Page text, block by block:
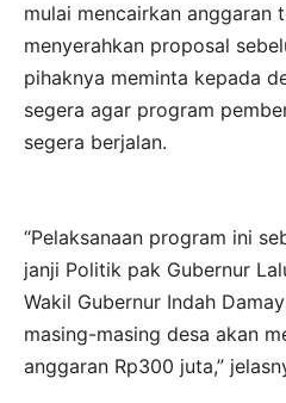
mulai mencairkan anggaran
menyerahkan proposal
pihaknya meminta kepada
segera agar program
segera berjalan.
“Pelaksanaan program ini
janji Politik pak Gubernur
Wakil Gubernur Indah
masing-masing desa akan
anggaran Rp300 juta,”